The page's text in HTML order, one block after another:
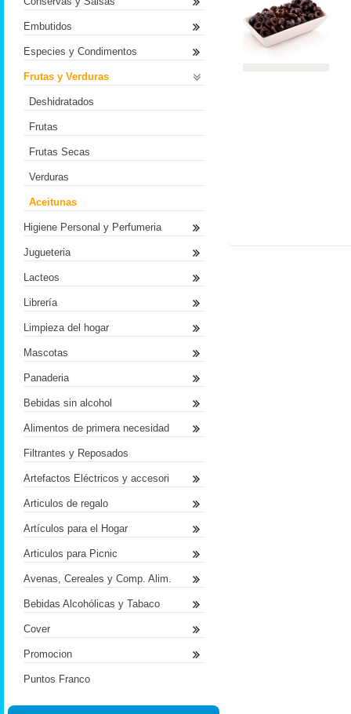
Embutidos
Especies y Condimentos
Frutas y Verduras
Deshidratados
Frutas
Frutas Secas
Verduras
Aceitunas
Higiene Personal y Perfumeria
Jugueteria
Lacteos
Librería
Limpieza del hogar
Mascotas
Panaderia
Bebidas sin alcohol
Alimentos de primera necesidad
Filtrantes y Reposados
Artefactos Eléctricos y accesori
Articulos de regalo
Artículos para el Hogar
Articulos para Picnic
Avenas, Cereales y Comp. Alim.
Bebidas Alcohólicas y Tabaco
Cover
Promocion
Puntos Franco